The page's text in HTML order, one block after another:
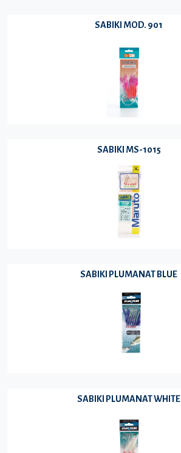
SABIKI MOD. 901
SABIKI MS-1015
SABIKI PLUMANAT BLUE
SABIKI PLUMANAT WHITE